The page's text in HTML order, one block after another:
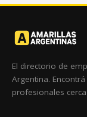
El directorio de
Argentina.
profesionales